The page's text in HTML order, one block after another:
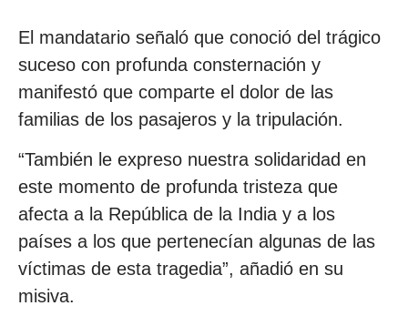
El mandatario señaló que conoció del trágico
suceso con profunda consternación y
manifestó que comparte el dolor de las
familias de los pasajeros y la tripulación.
“También le expreso nuestra solidaridad en
este momento de profunda tristeza que
afecta a la República de la India y a los
países a los que pertenecían algunas de las
víctimas de esta tragedia”, añadió en su
misiva.